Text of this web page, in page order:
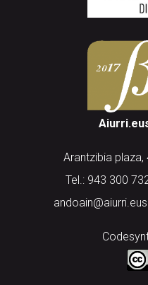
Arantzibia plaza,
Tel.: 943 300